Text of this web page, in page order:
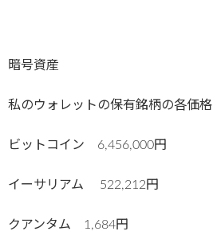
暗号資産
私のウォレットの保有銘柄の各価格
ビットコイン 6,456,000円
イーサリアム 522,212円
クアンタム 1,684円